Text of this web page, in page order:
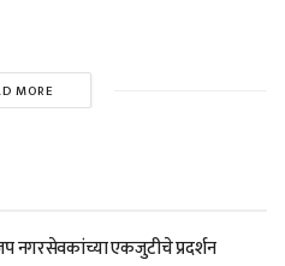
MORE
नगरसेवकांच्या एकजुटीचे प्रदर्शन